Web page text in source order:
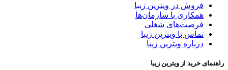
فروش در ویترین زیبا
همکاری با سازمان‌ها
فرصت‌های شغلی
تماس با ویترین زیبا
درباره ویترین زیبا
راهنمای خرید از ویترین زیبا